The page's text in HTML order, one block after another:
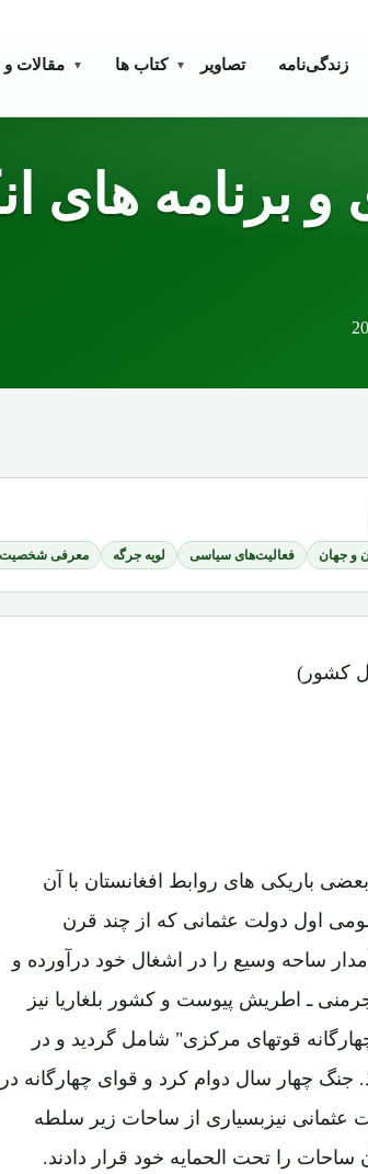
زندگی‌نامه
و برنامه های
و جهان فعالیت‌های سیاسی لویه جرگه معرفی
کشور)
باریکی های روابط افغانستان با آن
اول دولت عثمانی که از چند قرن
ساحه وسیع را در اشغال خود درآورده و
در نوامبر 1914 به جناح جرمنی ـ اطریش پیوست و کشور بلغاریا نیز
قوتهای مرکزی" شامل گردید و در
چهار سال دوام کرد و قوای چهارگانه در
نیزبسیاری از ساحات زیر سلطه
را تحت الحمایه خود قرار دادند.